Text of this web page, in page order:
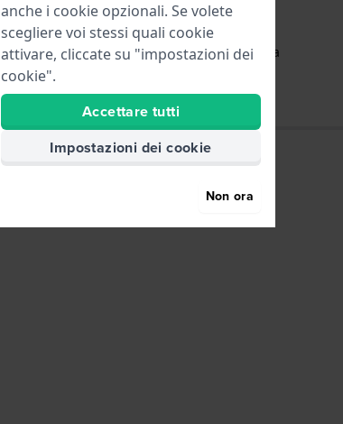
Ore - Lancetta analogica
anche i cookie opzionali. Se volete
scegliere voi stessi quali cookie
attivare, cliccate su "impostazioni dei
cookie".
Accettare tutti
Impostazioni dei cookie
Non ora